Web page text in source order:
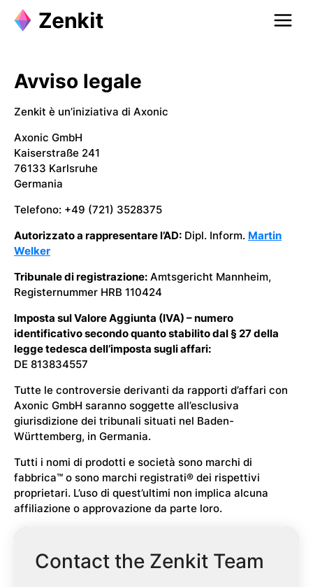
Avviso legale
Zenkit è un’iniziativa di Axonic
Axonic GmbH
Kaiserstraße 241
76133 Karlsruhe
Germania
Telefono: +49 (721) 3528375
Autorizzato a rappresentare l’AD: Dipl. Inform. Martin
Welker
Tribunale di registrazione: Amtsgericht Mannheim,
Registernummer HRB 110424
Imposta sul Valore Aggiunta (IVA) – numero
identificativo secondo quanto stabilito dal § 27 della
legge tedesca dell’imposta sugli affari:
DE 813834557
Tutte le controversie derivanti da rapporti d’affari con
Axonic GmbH saranno soggette all’esclusiva
giurisdizione dei tribunali situati nel Baden-
Württemberg, in Germania.
Tutti i nomi di prodotti e società sono marchi di
fabbrica™ o sono marchi registrati® dei rispettivi
proprietari. L’uso di quest’ultimi non implica alcuna
affiliazione o approvazione da parte loro.